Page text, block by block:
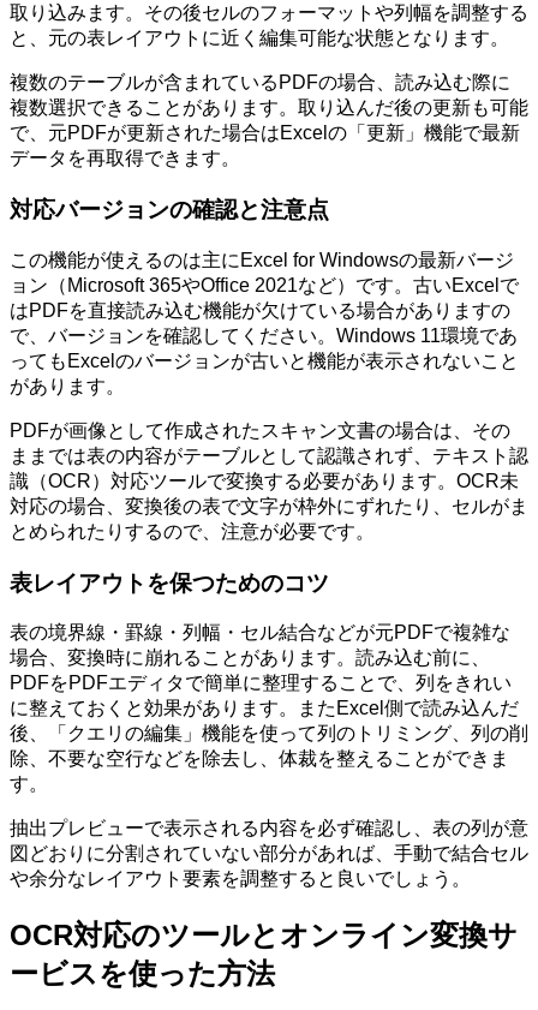
取り込みます。その後セルのフォーマットや列幅を調整する
と、元の表レイアウトに近く編集可能な状態となります。
複数のテーブルが含まれているPDFの場合、読み込む際に
複数選択できることがあります。取り込んだ後の更新も可能
で、元PDFが更新された場合はExcelの「更新」機能で最新
データを再取得できます。
対応バージョンの確認と注意点
この機能が使えるのは主にExcel for Windowsの最新バージ
ョン（Microsoft 365やOffice 2021など）です。古いExcelで
はPDFを直接読み込む機能が欠けている場合がありますの
で、バージョンを確認してください。Windows 11環境であ
ってもExcelのバージョンが古いと機能が表示されないこと
があります。
PDFが画像として作成されたスキャン文書の場合は、その
ままでは表の内容がテーブルとして認識されず、テキスト認
識（OCR）対応ツールで変換する必要があります。OCR未
対応の場合、変換後の表で文字が枠外にずれたり、セルがま
とめられたりするので、注意が必要です。
表レイアウトを保つためのコツ
表の境界線・罫線・列幅・セル結合などが元PDFで複雑な
場合、変換時に崩れることがあります。読み込む前に、
PDFをPDFエディタで簡単に整理することで、列をきれい
に整えておくと効果があります。またExcel側で読み込んだ
後、「クエリの編集」機能を使って列のトリミング、列の削
除、不要な空行などを除去し、体裁を整えることができま
す。
抽出プレビューで表示される内容を必ず確認し、表の列が意
図どおりに分割されていない部分があれば、手動で結合セル
や余分なレイアウト要素を調整すると良いでしょう。
OCR対応のツールとオンライン変換サ
ービスを使った方法